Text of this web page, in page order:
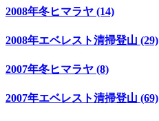
2008年冬ヒマラヤ (14)
2008年エベレスト清掃登山 (29)
2007年冬ヒマラヤ (8)
2007年エベレスト清掃登山 (69)